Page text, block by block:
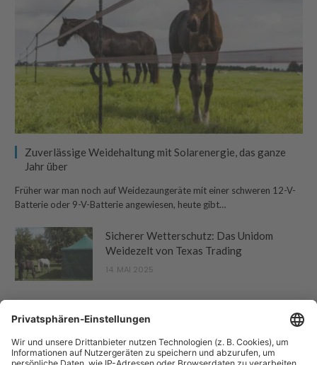
Zuverlässige Weidehaltung mit Solarenergie, das ganze
Jahr über
Früher war man noch auf Weidezaungeräte mit einer schweren 12-V-
Batterie oder 9-V-Batterie angewiesen, heute gibt…
Sicherer Wetterschutz: Das Unidom
Weidezelt von Texas Trading
14. MAI 2025